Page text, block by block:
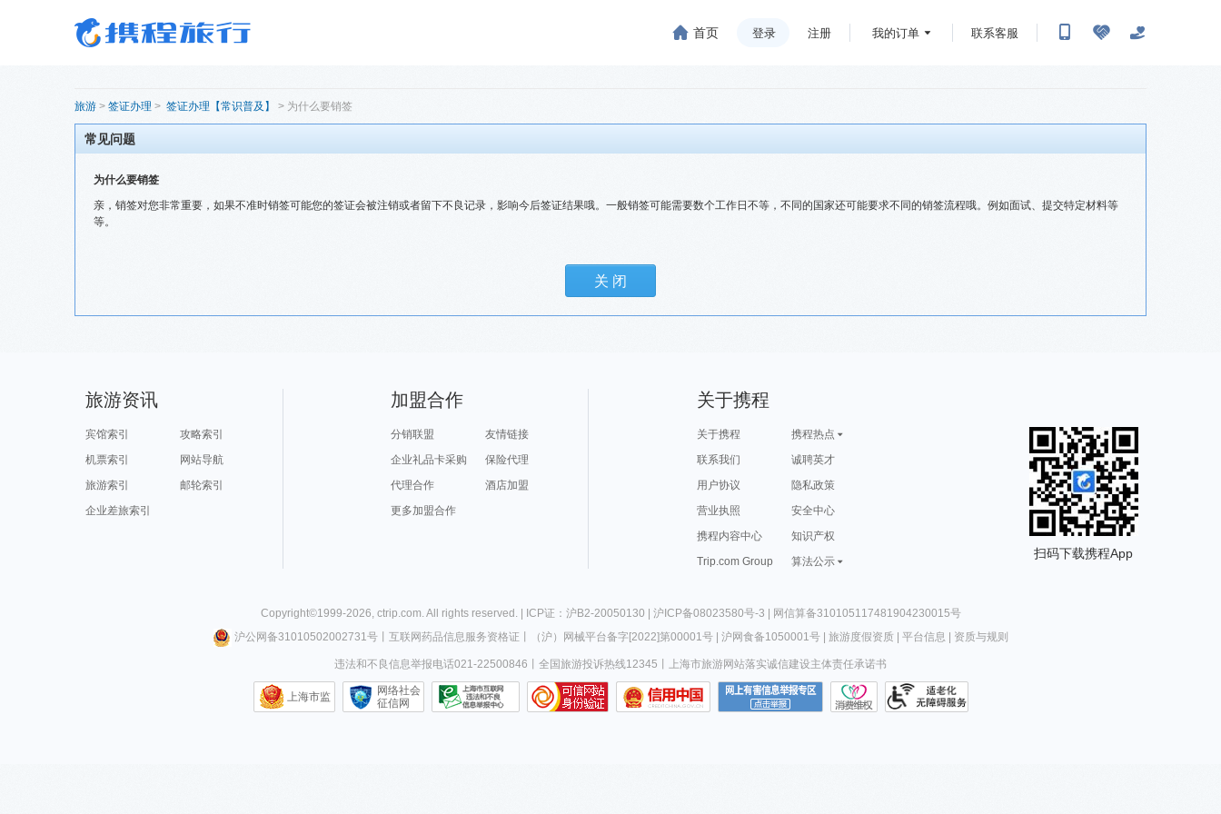
首页 登录 注册 我的订单 联系客服
旅游 > 签证办理 > 签证办理【常识普及】 > 为什么要销签
常见问题
为什么要销签
亲，销签对您非常重要，如果不准时销签可能您的签证会被注销或者留下不良记录，影响今后签证结果哦。一般销签可能需要数个工作日不等，不同的国家还可能要求不同的销签流程哦。例如面试、提交特定材料等
等。
旅游资讯
宾馆索引
攻略索引
机票索引
网站导航
旅游索引
邮轮索引
企业差旅索引
加盟合作
分销联盟
友情链接
企业礼品卡采购
保险代理
代理合作
酒店加盟
更多加盟合作
关于携程
关于携程
携程热点
联系我们
诚聘英才
用户协议
隐私政策
营业执照
安全中心
携程内容中心
知识产权
Trip.com Group
算法公示
扫码下载携程App
Copyright©1999-2026, ctrip.com. All rights reserved. | ICP证：沪B2-20050130 沪ICP备08023580号-3
网信算备310105117481904230015号
沪公网备31010502002731号丨 互联网药品信息服务资格证 （沪）网械平台备字[2022]第00001号| 沪网食备1050001号| 旅游度假资质| 平台信息 资质与规则
违法和不良信息举报电话021-22500846 全国旅游投诉热线12345 上海市旅游网站落实诚信建设主体责任承诺书
上海市监
网络社会
征信网